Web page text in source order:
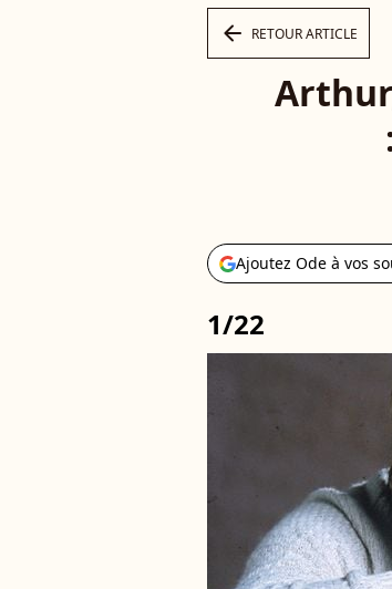
arrow_left RETOUR ARTICLE
Ajoutez Ode à vos
1/22